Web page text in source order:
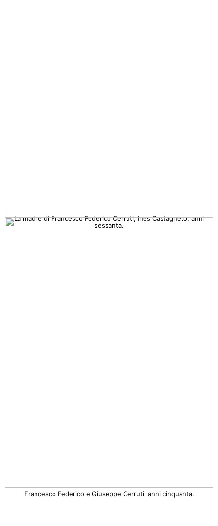
La madre di Francesco Federico Cerruti, Ines Castagneto, anni
sessanta.
Francesco Federico e Giuseppe Cerruti, anni cinquanta.